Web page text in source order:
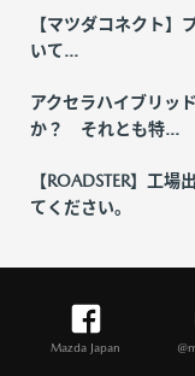
【マツダコネクト】
いて...
アクセラハイブリッ
か？ それとも特...
【ROADSTER】工
てください。
Mazda Japan